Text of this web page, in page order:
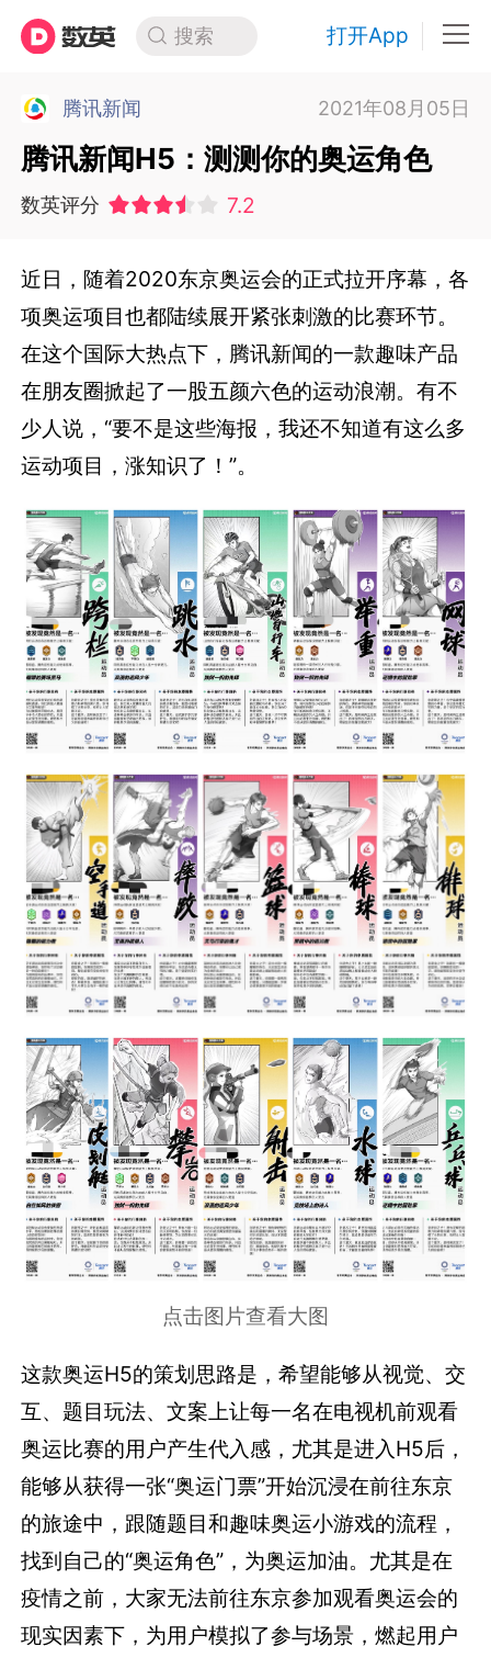
搜索 打开App
腾讯新闻 2021年08月05日
腾讯新闻H5：测测你的奥运角色
数英评分 7.2
近日，随着2020东京奥运会的正式拉开序幕，各
项奥运项目也都陆续展开紧张刺激的比赛环节。
在这个国际大热点下，腾讯新闻的一款趣味产品
在朋友圈掀起了一股五颜六色的运动浪潮。有不
少人说，“要不是这些海报，我还不知道有这么多
运动项目，涨知识了！”。
点击图片查看大图
这款奥运H5的策划思路是，希望能够从视觉、交
互、题目玩法、文案上让每一名在电视机前观看
奥运比赛的用户产生代入感，尤其是进入H5后，
能够从获得一张“奥运门票”开始沉浸在前往东京
的旅途中，跟随题目和趣味奥运小游戏的流程，
找到自己的“奥运角色”，为奥运加油。尤其是在
疫情之前，大家无法前往东京参加观看奥运会的
现实因素下，为用户模拟了参与场景，燃起用户